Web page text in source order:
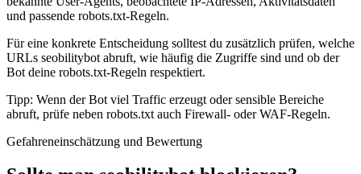
und passende robots.txt-Regeln.
Für eine konkrete Entscheidung solltest du zusätzlich prüfen, welche
URLs seobilitybot abruft, wie häufig die Zugriffe sind und ob der
Bot deine robots.txt-Regeln respektiert.
Tipp: Wenn der Bot viel Traffic erzeugt oder sensible Bereiche
abruft, prüfe neben robots.txt auch Firewall- oder WAF-Regeln.
Gefahreneinschätzung und Bewertung